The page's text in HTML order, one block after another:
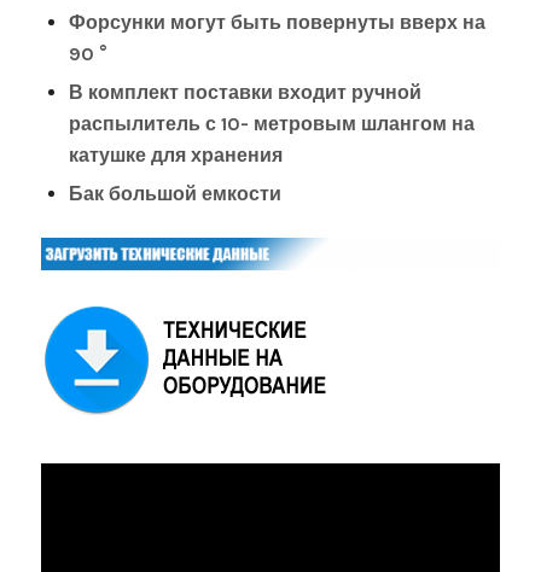
Форсунки могут быть повернуты вверх на
90 °
В комплект поставки входит ручной
распылитель с 10- метровым шлангом на
катушке для хранения
Бак большой емкости